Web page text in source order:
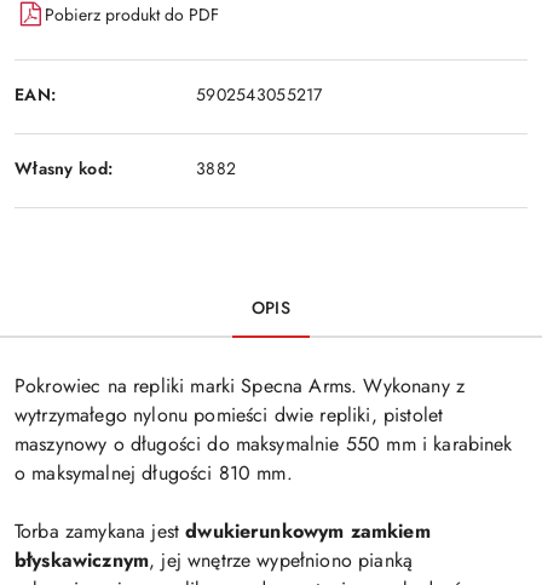
Pobierz produkt do PDF
EAN: 5902543055217
Własny kod: 3882
OPIS
Pokrowiec na repliki marki Specna Arms. Wykonany z
wytrzymałego nylonu pomieści dwie repliki, pistolet
maszynowy o długości do maksymalnie 550 mm i karabinek
o maksymalnej długości 810 mm.
Torba zamykana jestdwukierunkowym zamkiem
błyskawicznym, jej wnętrze wypełniono pianką